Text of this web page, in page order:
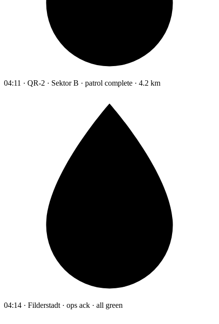
04:11 · QR-2 · Sektor B · patrol complete · 4.2 km
04:14 · Filderstadt · ops ack · all green